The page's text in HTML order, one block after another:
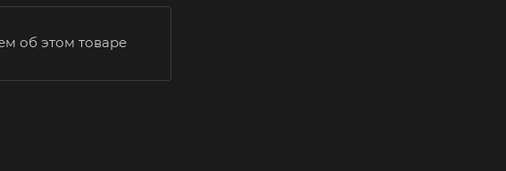
об этом товаре